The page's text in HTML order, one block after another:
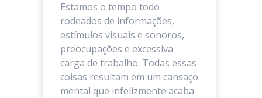
Estamos o tempo todo
rodeados de informações,
estímulos visuais e sonoros,
preocupações e excessiva
carga de trabalho. Todas essas
coisas resultam em um cansaço
mental que infelizmente acaba